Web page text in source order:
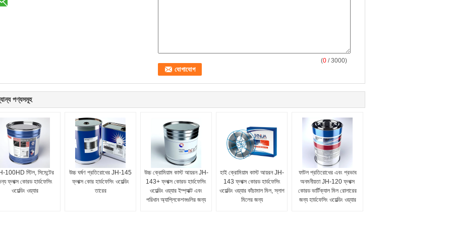
(0 / 3000)
পণ্যসমূহ
100HD স্টিল, সিমেন্টের
ফ্লাক্স কোরড হার্ডফেসিং
ওয়েল্ডিং ওয়্যার
উচ্চ ঘর্ষণ প্রতিরোধের JH-145
ফ্লাক্স কোর হার্ডফেসিং ওয়েল্ডিং
তারের
উচ্চ ক্রোমিয়াম কাস্ট আয়রন JH-
143+ ফ্লাক্স কোরড হার্ডফেসিং
ওয়েল্ডিং ওয়্যার ইম্প্যাক্ট এবং
পরিধান অ্যাপ্লিকেশনগুলির জন্য
হাই ক্রোমিয়াম কাস্ট আয়রন JH-
143 ফ্লাক্স কোরড হার্ডফেসিং
ওয়েল্ডিং ওয়্যার কাঁচামাল মিল, স্লাগ
মিলের জন্য
ফাটল প্রতিরোধের এবং প্রভাব
অনমনীয়তা JH-120 ফ্লাক্স
কোরড ভার্টিক্যাল মিল রোলারের
জন্য হার্ডফেসিং ওয়েল্ডিং ওয়্যার